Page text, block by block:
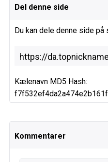
Del denne side
Du kan dele denne side på
Kælenavn MD5 Hash:
Kommentarer